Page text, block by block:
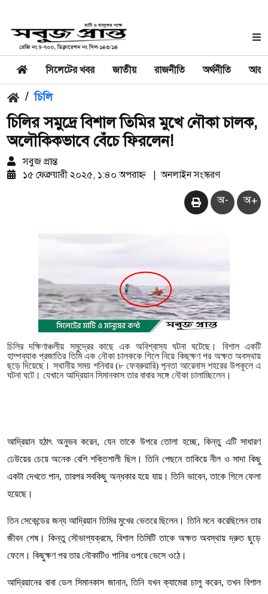
সিলেটের খবর জাতীয় রাজনীতি অর্থনীতি
/ চিলি
চিলির সমুদ্রে বিশাল তিমির মুখে নৌকা চালক,
অলৌকিকভাবে বেঁচে ফিরলেন!
সবুজ প্রান্ত
১৫ ফেব্রুয়ারী ২০২৫, ১:৪০ অপরাহ্ন
অনলাইন সংস্করণ
অ- অ+
চিলির দক্ষিণাঞ্চলীয় সমুদ্রের কাছে এক অবিশ্বাস্য ঘটনা ঘটেছে। বিশাল একটি
হাম্পব্যাক প্রজাতির তিমি এক নৌকা চালককে গিলে নিয়ে কিছুক্ষণ পর অক্ষত অবস্থায়
ছুড়ে দিয়েছে।স্থানীয় সময় শনিবার (৮ ফেব্রুয়ারি) পুন্তা আরেনাস শহরের উপকূলেএ
ঘটনা ঘটে। যেখানে আদ্রিয়ান সিমানকাস তার বাবার সঙ্গে নৌকা চালাচ্ছিলেন।
আদ্রিয়ান হঠাৎ অনুভব করেন, যেন তাকে উপরে তোলা হচ্ছে, কিন্তু এটি সাধারণ
ঢেউয়ের চেয়ে অনেক বেশি শক্তিশালী ছিল। তিনি পেছনে তাকিয়ে নীল ও সাদা কিছু
একটা দেখতে পান, তারপর সবকিছু অন্ধকার হয়ে যায়। তিনি ভাবেন, তাকে গিলে ফেলা
হয়েছে।
তিন সেকেন্ডের জন্য আদ্রিয়ান তিমির মুখের ভেতরে ছিলেন। তিনি মনে করেছিলেন তার
জীবন শেষ। কিন্তু সৌভাগ্যক্রমে, বিশাল তিমিটি তাকে অক্ষত অবস্থায় দ্রুত ছুড়ে
ফেলে। কিছুক্ষণ পর তার নৌকাটিও পানির ওপরে ভেসে ওঠে।
আদ্রিয়ানের বাবা ডেল সিমানকাস জানান, তিনি যখন ক্যামেরা চালু করেন, তখন বিশাল